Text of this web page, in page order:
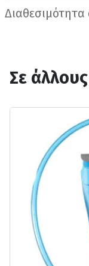
Σε